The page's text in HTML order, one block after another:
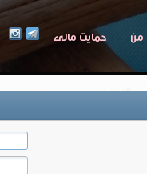
من حمایت مالی